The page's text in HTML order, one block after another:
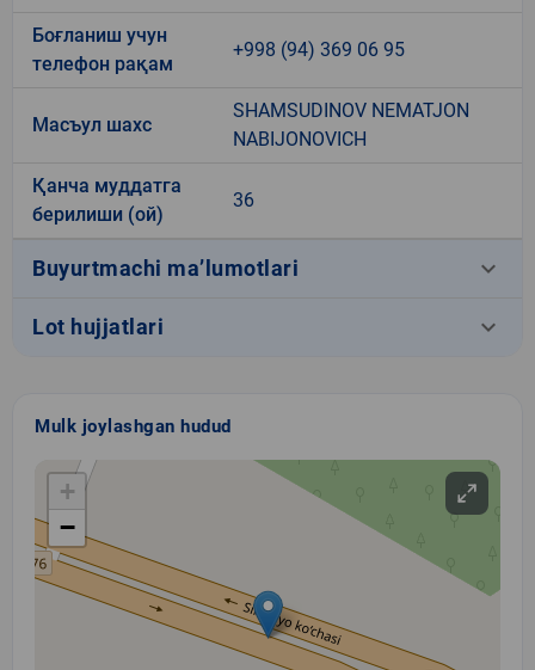
Боғланиш учун
телефон рақам
+998 (94) 369 06 95
Масъул шахс
SHAMSUDINOV NEMATJON
NABIJONOVICH
Қанча муддатга
берилиши (ой)
36
Buyurtmachi ma’lumotlari keyboard_arrow_down
Lot hujjatlari keyboard_arrow_down
Mulk joylashgan hudud
+
−